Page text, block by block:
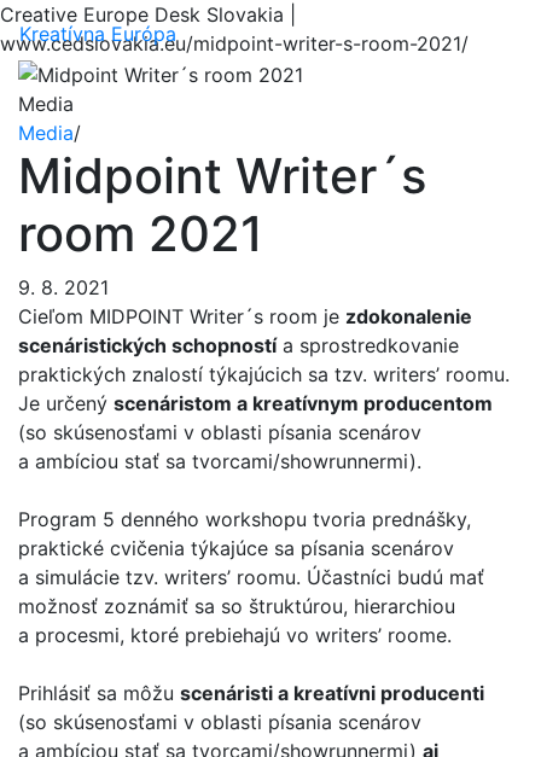
Creative Europe Desk Slovakia |
www.cedslovakia.eu/midpoint-writer-s-room-2021/
Kreatívna Európa
Media
Media/
Midpoint Writer´s
room 2021
9. 8. 2021
Cieľom MIDPOINT Writer´s room je zdokonalenie
scenáristických schopnostía sprostredkovanie
praktických znalostí týkajúcich sa tzv. writers’ roomu.
Je určený scenáristom a kreatívnym producentom
(so skúsenosťami v oblasti písania scenárov
a ambíciou stať sa tvorcami/showrunnermi).
Program 5 denného workshopu tvoria prednášky,
praktické cvičenia týkajúce sa písania scenárov
a simulácie tzv. writers’ roomu. Účastníci budú mať
možnosť zoznámiť sa so štruktúrou, hierarchiou
a procesmi, ktoré prebiehajú vo writers’ roome.
Prihlásiť sa môžu scenáristi a kreatívni producenti
(so skúsenosťami v oblasti písania scenárov
a ambíciou stať sa tvorcami/showrunnermi) aj